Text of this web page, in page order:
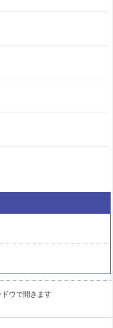
ドウで開きます